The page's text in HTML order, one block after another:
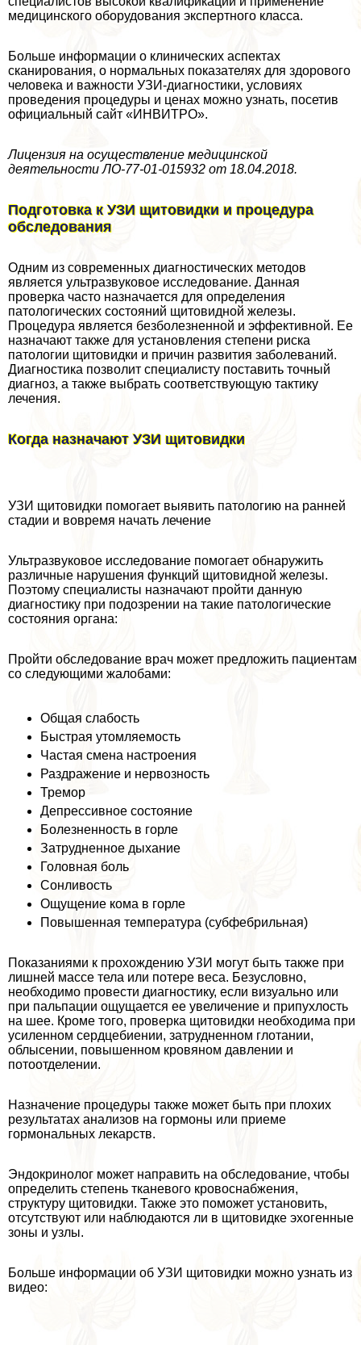
медицинского оборудования экспертного класса.
Больше информации о клинических аспектах
сканирования, о нормальных показателях для здорового
человека и важности УЗИ-диагностики, условиях
проведения процедуры и ценах можно узнать, посетив
официальный сайт «ИНВИТРО».
Лицензия на осуществление медицинской
деятельности ЛО-77-01-015932 от 18.04.2018.
Подготовка к УЗИ щитовидки и процедypa
обследования
Одним из современных диагностических методов
является ультразвуковое исследование. Данная
проверка часто назначается для определения
патологических состояний щитовидной железы.
Процедypa является безболезненной и эффективной. Ее
назначают также для установления степени риска
патологии щитовидки и причин развития заболеваний.
Диагностика позволит специалисту поставить точный
диагноз, а также выбрать соответствующую тактику
лечения.
Когда назначают УЗИ щитовидки
УЗИ щитовидки помогает выявить патологию на ранней
стадии и вовремя начать лечение
Ультразвуковое исследование помогает обнаружить
различные нарушения функций щитовидной железы.
Поэтому специалисты назначают пройти данную
диагностику при подозрении на такие патологические
состояния органа:
Пройти обследование врач может предложить пациентам
со следующими жалобами:
Общая слабость
Быстрая утомляемость
Частая смена настроения
Раздражение и нервозность
Тремор
Депрессивное состояние
Болезненность в горле
Затрудненное дыхание
Головная боль
Сонливость
Ощущение кома в горле
Повышенная температура (субфебрильная)
Показаниями к прохождению УЗИ могут быть также при
лишней массе тела или потере веса. Безусловно,
необходимо провести диагностику, если визуально или
при пальпации ощущается ее увеличение и припухлость
на шее. Кроме того, проверка щитовидки необходима при
усиленном сердцебиении, затрудненном глотании,
облысении, повышенном кровяном давлении и
потоотделении.
Назначение процедуры также может быть при плохих
результатах анализов на гормоны или приеме
гормональных лекарств.
Эндокринолог может направить на обследование, чтобы
определить степень тканевого кровоснабжения,
структуру щитовидки. Также это поможет установить,
отсутствуют или наблюдаются ли в щитовидке эхогенные
зоны и узлы.
Больше информации об УЗИ щитовидки можно узнать из
видео: